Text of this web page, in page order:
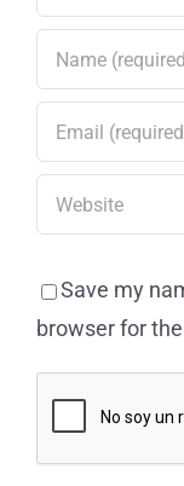
Save my
browser for